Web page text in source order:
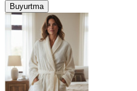
Buyurtma